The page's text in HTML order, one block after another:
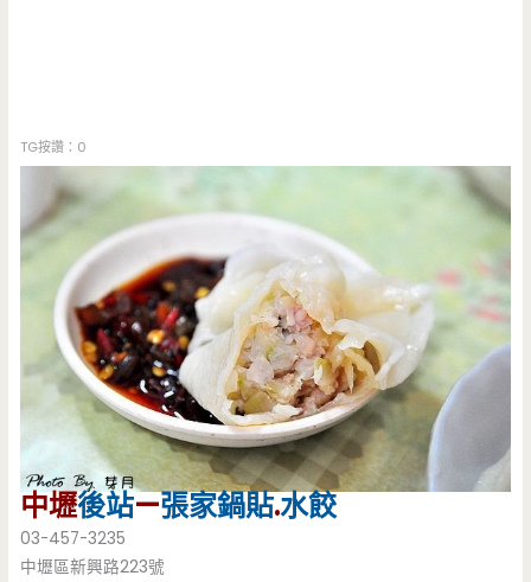
TG按讚：0
中壢後站—張家鍋貼.水餃
03-457-3235
中壢區新興路223號